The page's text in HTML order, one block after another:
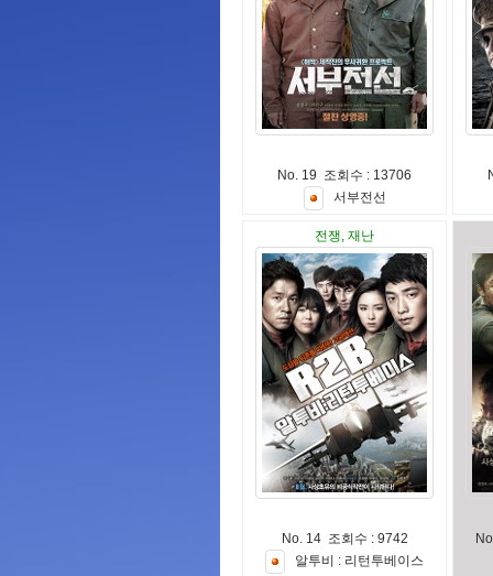
No. 19 조회수 : 13706
서 부전선
전쟁, 재난
No. 14 조회수 : 9742
알투비 : 리 턴 투베 이 스